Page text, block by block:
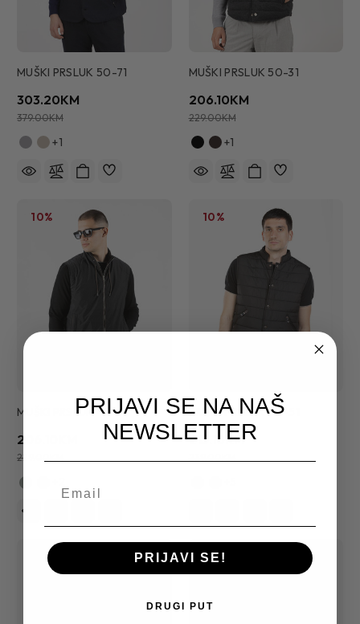
MUŠKI PRSLUK 50-71
303.20KM
379.00KM
+1
MUŠKI PRSLUK 50-31
206.10KM
229.00KM
+1
10%
MUŠKI PRSLUK 49-42
206.10KM
229.00KM
10%
MUŠKI PRSLUK 50-51
215.10KM
20% 10%
PRIJAVI SE NA NAŠ
NEWSLETTER
PRIJAVI SE!
DRUGI PUT